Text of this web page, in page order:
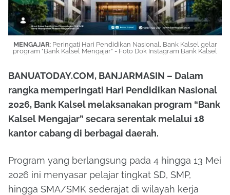
MENGAJAR: Peringati Hari Pendidikan Nasional, Bank Kalsel gelar
program "Bank Kalsel Mengajar" - Foto Dok Instagram Bank Kalsel
BANUATODAY.COM, BANJARMASIN – Dalam
rangka memperingati Hari Pendidikan Nasional
2026, Bank Kalsel melaksanakan program “Bank
Kalsel Mengajar” secara serentak melalui 18
kantor cabang di berbagai daerah.
Program yang berlangsung pada 4 hingga 13 Mei
2026 ini menyasar pelajar tingkat SD, SMP,
hingga SMA/SMK sederajat di wilayah kerja